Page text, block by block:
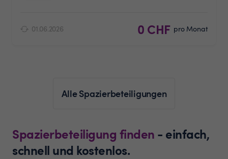
01.06.2026 0 CHF pro Monat
Alle Spazierbeteiligungen
Spazierbeteiligung finden - einfach,
schnell und kostenlos.